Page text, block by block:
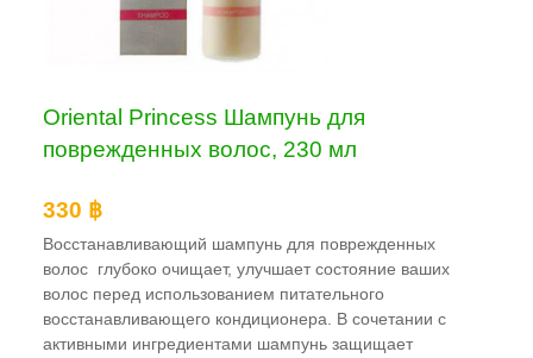
Oriental Princess Шампунь для
поврежденных волос, 230 мл
330 ฿
Восстанавливающий шампунь для поврежденных
волос глубоко очищает, улучшает состояние ваших
волос перед использованием питательного
восстанавливающего кондиционера. В сочетании с
активными ингредиентами шампунь защищает